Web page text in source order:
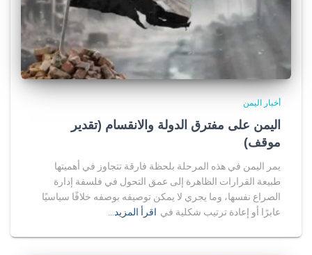
أخبار اليمن
اليمن على مفترق الدولة والانقسام (تقدير
موقف)
يمر اليمن في هذه المرحلة بلحظة فارقة تتجاوز في أهميتها
طبيعة القرارات الظاهرة إلى عمق التحول في فلسفة إدارة
الصراع نفسها، وما يجري لا يمكن توصيفه بوصفه خلافًا سياسيًا
عابرًا أو إعادة ترتيب شكلية في اقرأ المزيد…